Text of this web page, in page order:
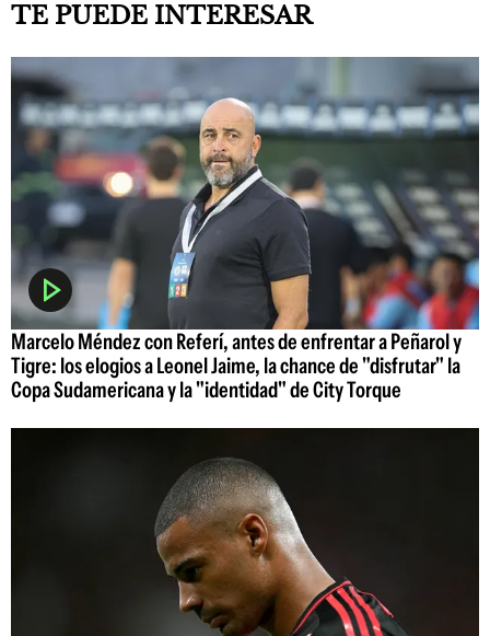
TE PUEDE INTERESAR
Marcelo Méndez con Referí, antes de enfrentar a Peñarol y
Tigre: los elogios a Leonel Jaime, la chance de "disfrutar" la
Copa Sudamericana y la "identidad" de City Torque